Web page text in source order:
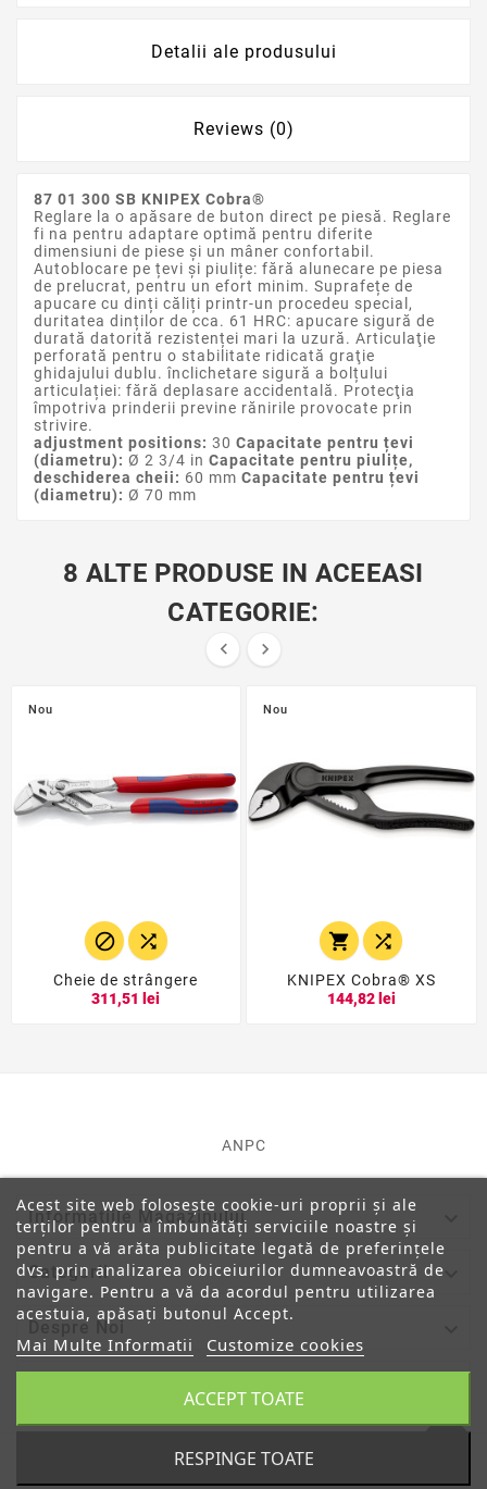
Detalii ale produsului
Reviews (0)
87 01 300 SB KNIPEX Cobra®
Reglare la o apăsare de buton direct pe piesă. Reglare
fi na pentru adaptare optimă pentru diferite
dimensiuni de piese şi un mâner confortabil.
Autoblocare pe țevi și piulițe: fără alunecare pe piesa
de prelucrat, pentru un efort minim. Suprafețe de
apucare cu dinți căliți printr-un procedeu special,
duritatea dinților de cca. 61 HRC: apucare sigură de
durată datorită rezistenței mari la uzură. Articulaţie
perforată pentru o stabilitate ridicată graţie
ghidajului dublu. înclichetare sigură a bolțului
articulației: fără deplasare accidentală. Protecţia
împotriva prinderii previne rănirile provocate prin
strivire.
adjustment positions: 30 Capacitate pentru țevi
(diametru): Ø 2 3/4 in Capacitate pentru piulițe,
deschiderea cheii: 60 mm Capacitate pentru țevi
(diametru): Ø 70 mm
8 ALTE PRODUSE IN ACEEASI
CATEGORIE:
 
Nou
 
Cheie de strângere
311,51 lei
Nou
 
KNIPEX Cobra® XS
144,82 lei
ANPC
Informatiile Magazinului
Categorii 
Despre Noi
Acest site web folosește cookie-uri proprii și ale
terților pentru a îmbunătăți serviciile noastre și
pentru a vă arăta publicitate legată de preferințele
dvs. prin analizarea obiceiurilor dumneavoastră de
navigare. Pentru a vă da acordul pentru utilizarea
acestuia, apăsați butonul Accept.
Mai Multe Informatii Customize cookies
RESPINGE TOATE
ACCEPT TOATE
© 2019 - Ecommerce Software By PrestaShop™